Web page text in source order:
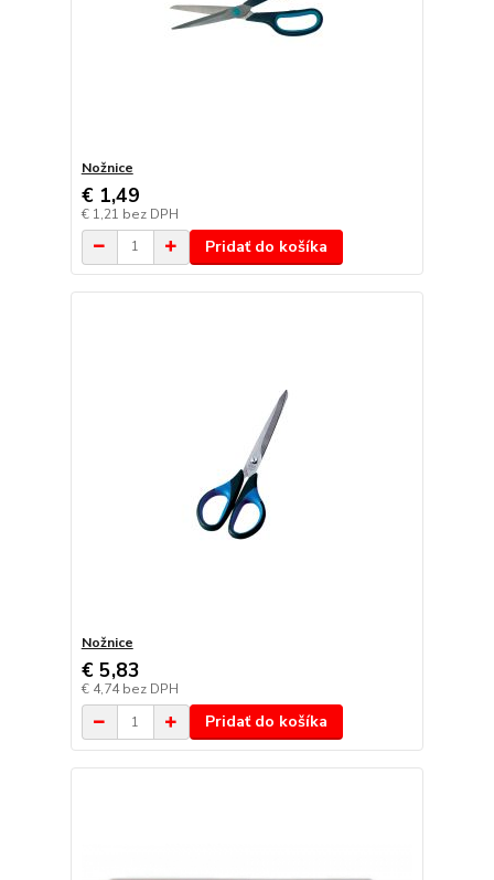
Nožnice
€ 1,49
€ 1,21 bez DPH
Pridať do košíka
Nožnice
€ 5,83
€ 4,74bez DPH
Pridať do košíka